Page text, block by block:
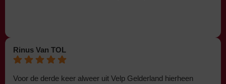
Rinus Van TOL
Voor de derde keer alweer uit Velp Gelderland hierheen